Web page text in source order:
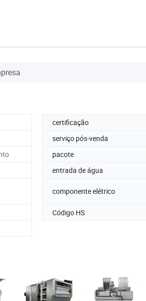
certificação
serviço pós-venda
pacote
entrada de água
componente elétrico
Código HS